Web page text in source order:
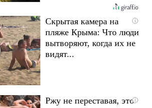
i
Скрытая камера на
пляже Крыма: Что люди
вытворяют, когда их не
видят...
i
Ржу не переставая, это